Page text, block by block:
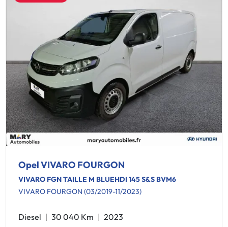
Opel VIVARO FOURGON
VIVARO FGN TAILLE M BLUEHDI 145 S&S BVM6
VIVARO FOURGON (03/2019-11/2023)
Diesel 30 040 Km
2023